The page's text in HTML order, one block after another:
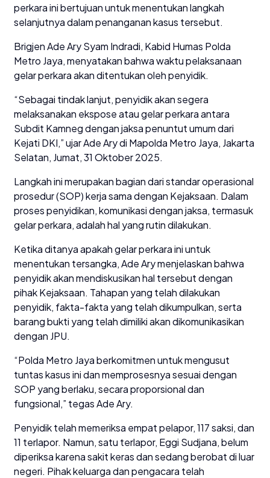
perkara ini bertujuan untuk menentukan langkah
selanjutnya dalam penanganan kasus tersebut.
Brigjen Ade Ary Syam Indradi, Kabid Humas Polda
Metro Jaya, menyatakan bahwa waktu pelaksanaan
gelar perkara akan ditentukan oleh penyidik.
“Sebagai tindak lanjut, penyidik akan segera
melaksanakan ekspose atau gelar perkara antara
Subdit Kamneg dengan jaksa penuntut umum dari
Kejati DKI,” ujar Ade Ary di Mapolda Metro Jaya, Jakarta
Selatan, Jumat, 31 Oktober 2025.
Langkah ini merupakan bagian dari standar operasional
prosedur (SOP) kerja sama dengan Kejaksaan. Dalam
proses penyidikan, komunikasi dengan jaksa, termasuk
gelar perkara, adalah hal yang rutin dilakukan.
Ketika ditanya apakah gelar perkara ini untuk
menentukan tersangka, Ade Ary menjelaskan bahwa
penyidik akan mendiskusikan hal tersebut dengan
pihak Kejaksaan. Tahapan yang telah dilakukan
penyidik, fakta-fakta yang telah dikumpulkan, serta
barang bukti yang telah dimiliki akan dikomunikasikan
dengan JPU.
“Polda Metro Jaya berkomitmen untuk mengusut
tuntas kasus ini dan memprosesnya sesuai dengan
SOP yang berlaku, secara proporsional dan
fungsional,” tegas Ade Ary.
Penyidik telah memeriksa empat pelapor, 117 saksi, dan
11 terlapor. Namun, satu terlapor, Eggi Sudjana, belum
diperiksa karena sakit keras dan sedang berobat di luar
negeri. Pihak keluarga dan pengacara telah